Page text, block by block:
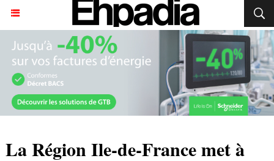
La Région Ile-de-France met à